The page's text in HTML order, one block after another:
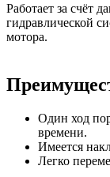
Работает за счёт
гидравлической
мотора.
Один ход
времени.
Имеется
Легко